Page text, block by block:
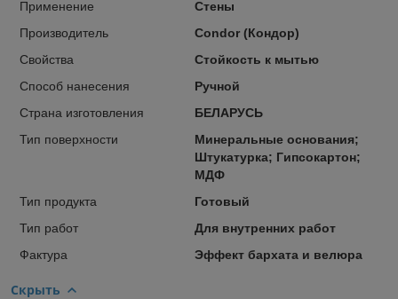
Применение
Стены
Производитель
Condor (Кондор)
Свойства
Стойкость к мытью
Способ нанесения
Ручной
Страна изготовления
БЕЛАРУСЬ
Тип поверхности
Минеральные основания;
Штукатурка; Гипсокартон;
МДФ
Тип продукта
Готовый
Тип работ
Для внутренних работ
Фактура
Эффект бархата и велюра
Скрыть